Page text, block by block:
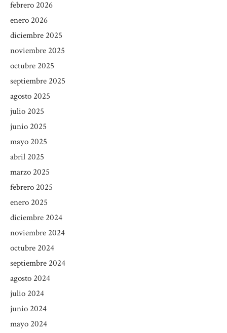
febrero 2026
enero 2026
diciembre 2025
noviembre 2025
octubre 2025
septiembre 2025
agosto 2025
julio 2025
junio 2025
mayo 2025
abril 2025
marzo 2025
febrero 2025
enero 2025
diciembre 2024
noviembre 2024
octubre 2024
septiembre 2024
agosto 2024
julio 2024
junio 2024
mayo 2024